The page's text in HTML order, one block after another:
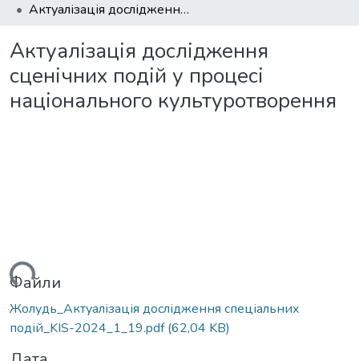
Актуалізація дослідження сценічних подій у процесі національного культуротворення
Актуалізація дослідження
сценічних подій у процесі
національного культуротворення
Файли
Жолудь_Актуалізація дослідження спеціальних
подій_KIS-2024_1_19.pdf(62,04 KB)